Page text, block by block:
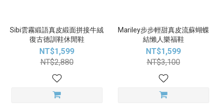
Sibi雲霧緞語真皮緞面拼接牛絨
復古德訓鞋休閒鞋
NT$1,599
NT$2,880
Mariley步步輕甜真皮流蘇蝴蝶
結懶人樂福鞋
NT$1,599
NT$3,100